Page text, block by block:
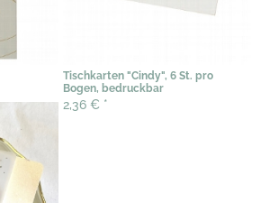
Tischkarten "Cindy", 6 St. pro
Bogen, bedruckbar
2,36 € *